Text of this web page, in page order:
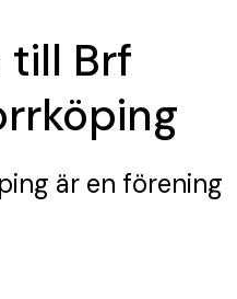
till Brf
är en förening